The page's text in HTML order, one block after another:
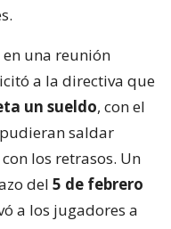
una reunión
a la directiva que
un sueldo, con el
saldar
los retrasos. Un
del 5 de febrero
a los jugadores a